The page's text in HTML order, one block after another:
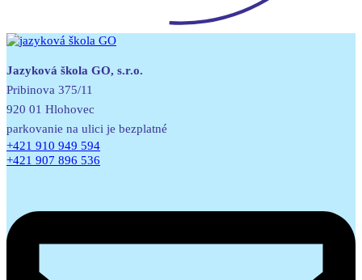
Jazyková škola GO, s.r.o.
Pribinova 375/11
920 01 Hlohovec
parkovanie na ulici je bezplatné
+421 910 949 594
+421 907 896 536